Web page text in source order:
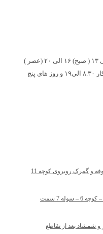
ساعات کار شعبه مرکزی : ساعت کار ۸.۳۰ الی ۱۳ ( صبح) ۱۶ الی ۲۰ (عصر )
/ ساعات کار شعبه کیان ابزار محراب ساعت کار ۸.۳۰ الی۱۹ و روز های پنج
شعبه مرکزی : شیراز – بین چهار راه شکوفه و گمرک روبروی کوچه 11
شعبه 2 : شهرک دستغیب – خیابان زیتون – کوچه 6 – سوله 7 سمت
و شمشاد بعد از تقاطع